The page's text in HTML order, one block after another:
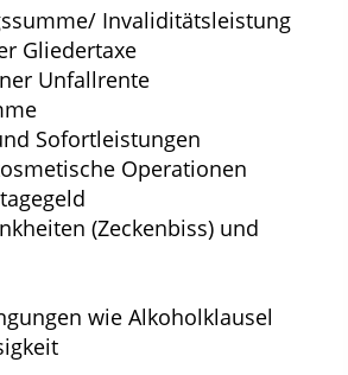
Invaliditätsleistung
Gliedertaxe
Unfallrente
Sofortleistungen
Operationen
(Zeckenbiss) und
wie Alkoholklausel